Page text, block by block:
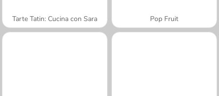
Tarte Tatin: Cucina con Sara Pop Fruit